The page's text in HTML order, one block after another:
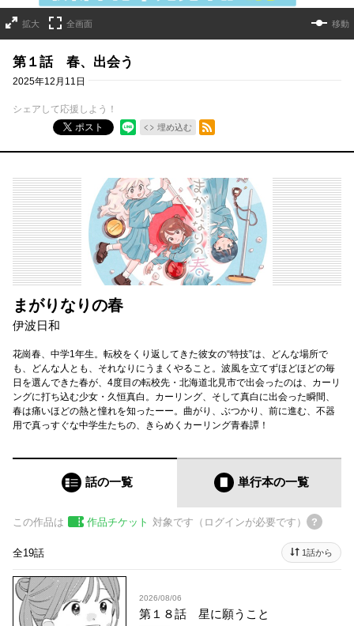
拡大 全画面 移動
第１話 春、出会う
2025年12月11日
シェアして応援しよう！
ポスト
埋め込む
RSSフィード
まがりなりの春
伊波日和
花崗春、中学1年生。転校をくり返してきた彼女の“特技”は、どんな場所で
も、どんな人とも、それなりにうまくやること。波風を立てずほどほどの毎
日を選んできた春が、4度目の転校先・北海道北見市で出会ったのは、カーリ
ングに打ち込む少女・久恒真白。カーリング、そして真白に出会った瞬間、
春は痛いほどの熱と憧れを知ったーー。曲がり、ぶつかり、前に進む、不器
用で真っすぐな中学生たちの、きらめくカーリング青春譚！
話の一覧 単行本の一覧
この作品は 作品チケット 対象です（ログインが必要です）
全19話 1話から
2026/08/06
第１８話 星に願うこと